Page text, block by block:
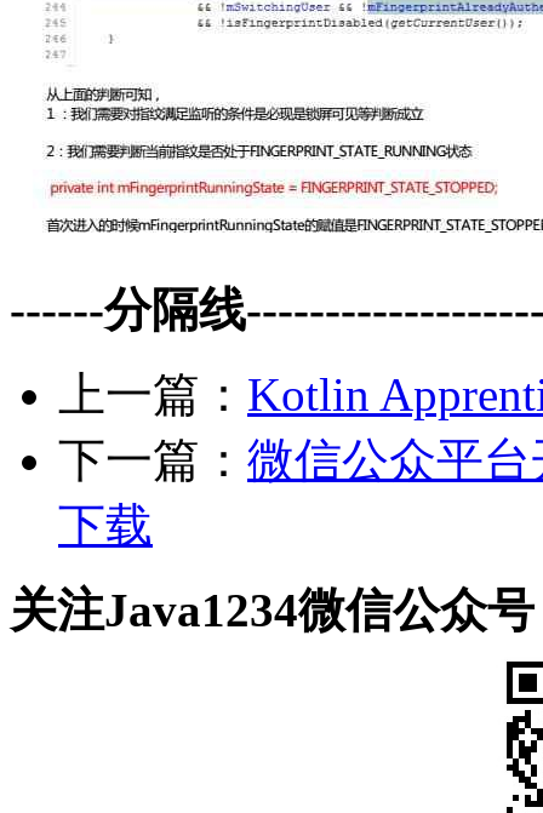
------分隔线
上一篇： Kotlin
下一篇： 微信公众平台
下载
关注Java1234微信公众号